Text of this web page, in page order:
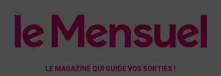
LE MAGAZINE QUI GUIDE VOS SORTIES !